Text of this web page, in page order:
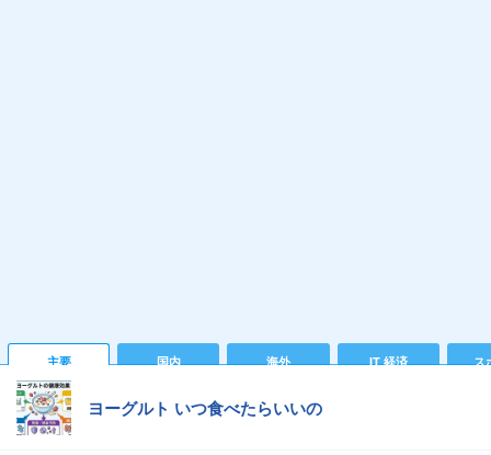
主要 国内 海外 IT 経済 ス
ヨーグルト いつ食べたらいいの